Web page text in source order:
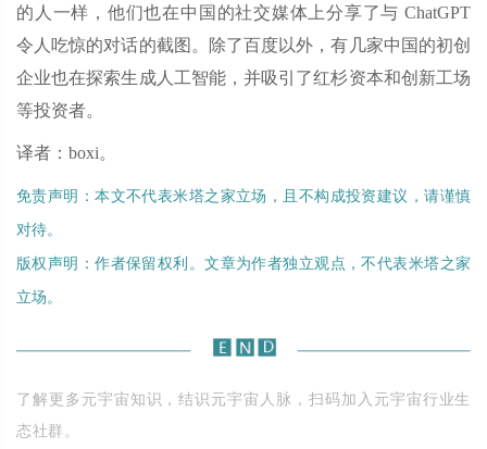
的人一样，他们也在中国的社交媒体上分享了与 ChatGPT
令人吃惊的对话的截图。除了百度以外，有几家中国的初创
企业也在探索生成人工智能，并吸引了红杉资本和创新工场
等投资者。
译者：boxi。
免责声明：本文不代表米塔之家立场，且不构成投资建议，请谨慎
对待。
版权声明：作者保留权利。文章为作者独立观点，不代表米塔之家
立场。
了解更多元宇宙知识，结识元宇宙人脉，扫码加入元宇宙行业生
态社群。